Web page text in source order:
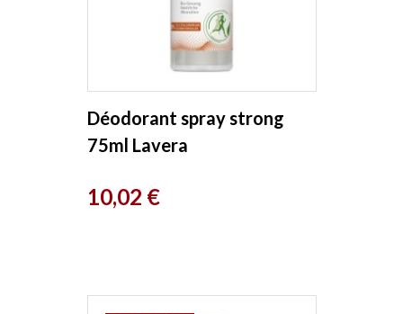
Déodorant spray strong
75ml Lavera
Prix
10,02 €